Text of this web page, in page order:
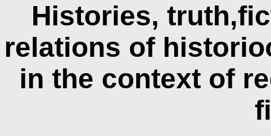
Histories,
relations of
in the context of